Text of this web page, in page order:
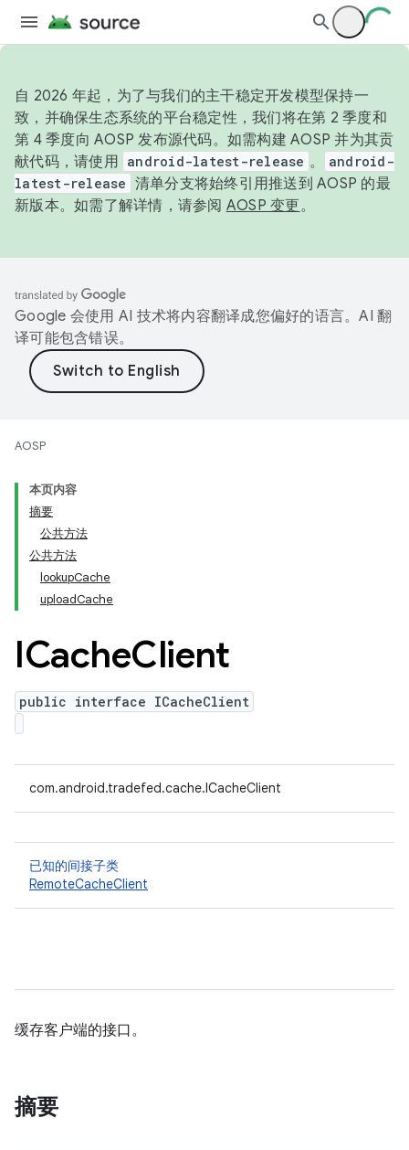
自 2026 年起，为了与我们的主干稳定开发模型保持一
致，并确保生态系统的平台稳定性，我们将在第 2 季度和
第 4 季度向 AOSP 发布源代码。如需构建 AOSP 并为其贡
献代码，请使用 android-latest-release 。
android-
latest-release 清单分支将始终引用推送到 AOSP 的最
新版本。如需了解详情，请参阅 AOSP 变更。
Google 会使用 AI 技术将内容翻译成您偏好的语言。AI 翻
译可能包含错误。
AOSP
本页内容
摘要
公共方法
公共方法
lookupCache
uploadCache
ICacheClient
public interface ICacheClient
com.android.tradefed.cache.ICacheClient
已知的间接子类
RemoteCacheClient
缓存客户端的接口。
摘要